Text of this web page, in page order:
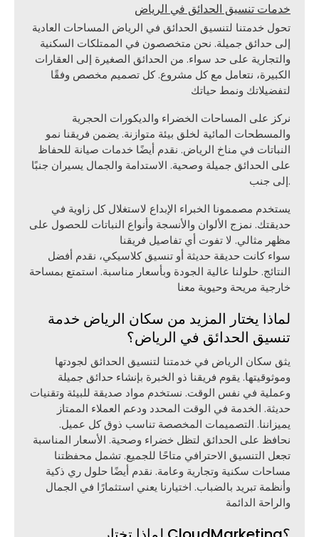
خدمات تنسيق الحدائق في الرياض
تحول خدمتنا لتنسيق الحدائق في الرياض المساحات العادية
إلى حدائق جميلة. نحن متخصصون في الممتلكات السكنية
والتجارية على حد سواء. من الحدائق الصغيرة إلى العقارات
الكبيرة، نتعامل مع كل مشروع. كل تصميم مخصص وفقًا
لتفضيلاتك ونمط حياتك
نركز على المساحات الخضراء والديكورات الحجرية
والمسطحات المائية لخلق بيئة متوازنة. يضمن فريقنا نمو
النباتات في مناخ الرياض. نقدم أيضًا خدمات صيانة للحفاظ
على الحدائق جميلة وصحية. الاستدامة والجمال يسيران جنبًا
إلى جنب.
يستخدم مصممونا الخبراء الإبداع لاستغلال كل زاوية في
حديقتك. نمزج الألوان والأنسجة وأنواع النباتات للحصول على
مظهر مثالي. لا تفوت أي تفاصيل فريقنا
سواء كانت حديقة حديثة أو تنسيق كلاسيكي، نقدم أفضل
النتائج. حلولنا عالية الجودة وبأسعار مناسبة. استمتع بمساحة
خارجية مريحة وحيوية معنا
لماذا يختار المزيد من سكان الرياض خدمة
تنسيق الحدائق في الرياض؟
يثق سكان الرياض في خدمتنا لتنسيق الحدائق لجودتها
وموثوقيتها. يقوم فريقنا ذو الخبرة بإنشاء حدائق جميلة
وعملية في نفس الوقت. نستخدم مواد صديقة للبيئة وتقنيات
حديثة. الخدمة في الوقت المحدد ودعم العملاء الممتاز
يميزاننا. التصميمات المخصصة تناسب ذوق كل عميل.
نحافظ على الحدائق لتظل خضراء وصحية. الأسعار المناسبة
تجعل التنسيق الاحترافي متاحًا للجميع. تشمل محفظتنا
مساحات سكنية وتجارية وعامة. نقدم أيضًا حلول ري ذكية
وأنظمة تبريد بالضباب. اختيارنا يعني استثمارًا في الجمال
والراحة الدائمة